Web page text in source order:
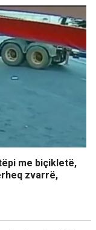
me biçikletë,
zvarrë,